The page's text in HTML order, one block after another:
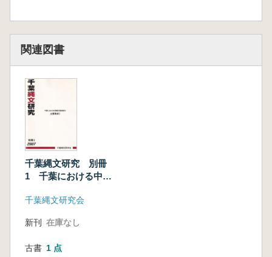
関連図書
千葉縄文研究 別冊
1 千葉における中期
集成1
千葉縄文研究会
新刊 在庫なし
古書 1 点